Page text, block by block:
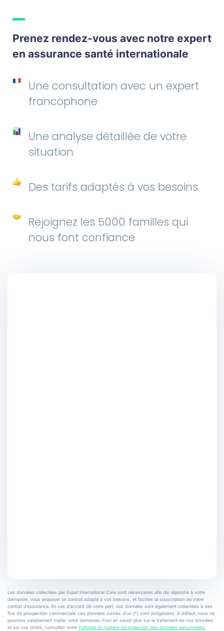
Prenez rendez-vous avec notre expert
en assurance santé internationale
Une consultation avec un expert
francophone
Une analyse détaillée de votre
situation
Des tarifs adaptés à vos besoins
Rejoignez les 5000 familles qui
nous font confiance
Les données collectées par Expat International Care sont nécessaires afin de répondre à votre
demande, vous proposer un contrat adapté à vos besoins, et faciliter la souscription de votre
contrat d’assurance. En cas d’accord de votre part, vos données sont également collectées à des
fins de prospection commerciale. Les données suivies d’un (*) sont obligatoires. A défaut, nous ne
pourrons valablement traiter votre demande. Pour en savoir plus sur le traitement de vos données
et sur vos droits, consultez notre Politique en matière de protection des données personnelles